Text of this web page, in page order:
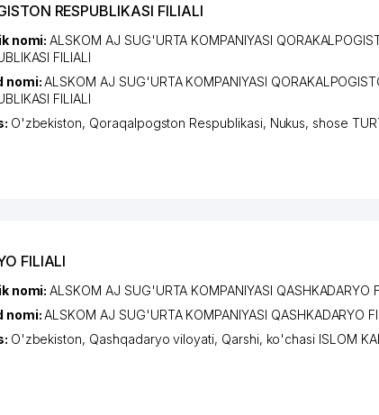
RESPUBLIKASI FILIALI
nomi:ALSKOM AJ SUG'URTA KOMPANIYASI
FILIALI
nomi:ALSKOM AJ SUG'URTA KOMPANIYASI
FILIALI
O'zbekiston, Qoraqalpogston Respublikasi, Nukus, shose
FILIALI
nomi:ALSKOM AJ SUG'URTA KOMPANIYASI QASHKADARYO
nomi:ALSKOM AJ SUG'URTA KOMPANIYASI QASHKADARYO
O'zbekiston, Qashqadaryo viloyati, Qarshi, ko'chasi ISLOM